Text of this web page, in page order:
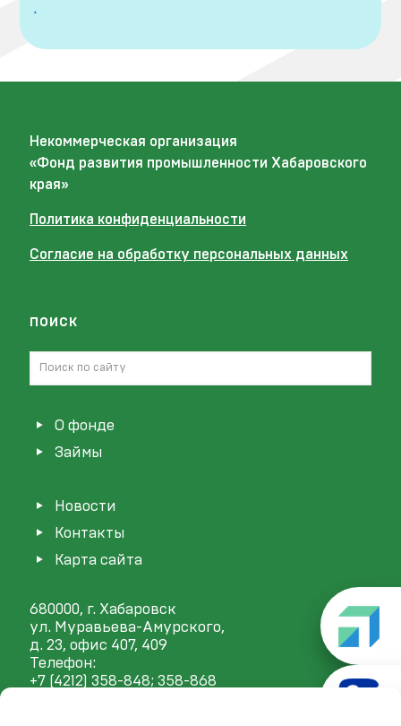
.
Некоммерческая организация
«Фонд развития промышленности Хабаровского
края»
Политика конфиденциальности
Согласие на обработку персональных данных
поиск
О фонде
Займы
Новости
Контакты
Карта сайта
680000, г. Хабаровск
ул. Муравьева-Амурского,
д. 23, офис 407, 409
Телефон:
+7 (4212) 358-848; 358-868